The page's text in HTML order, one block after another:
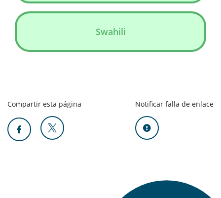
Swahili
Compartir esta página Notificar falla de enlace